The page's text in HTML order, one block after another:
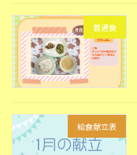
普通食
給食献立表